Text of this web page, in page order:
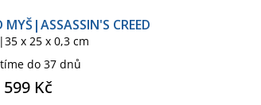
CREED
x 25 x 0,3 cm
do 37 dnů
599 Kč